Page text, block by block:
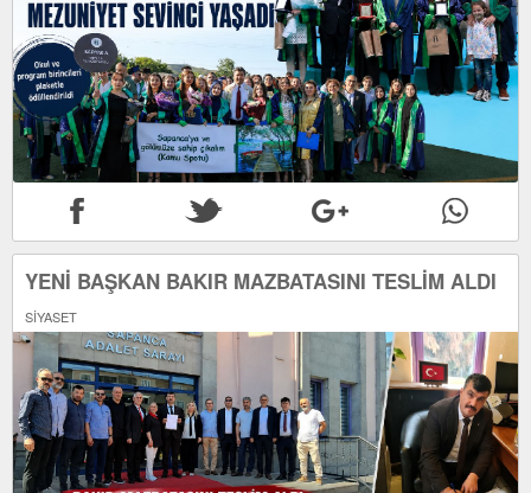
YENİ BAŞKAN BAKIR MAZBATASINI TESLİM ALDI
SİYASET